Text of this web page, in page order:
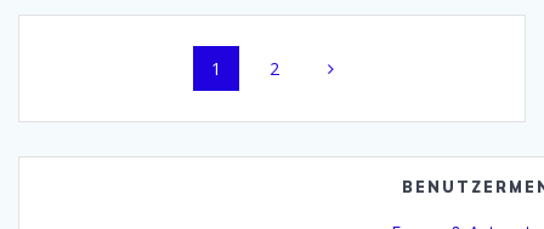
navigation Page
1 Page
2